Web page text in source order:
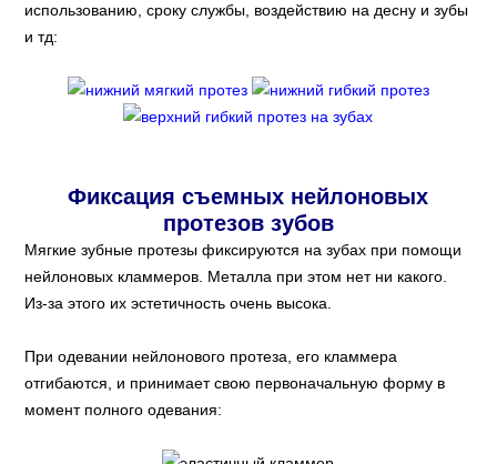
использованию, сроку службы, воздействию на десну и зубы
и тд:
Фиксация съемных нейлоновых
протезов зубов
Мягкие зубные протезы фиксируются на зубах при помощи
нейлоновых кламмеров. Металла при этом нет ни какого.
Из-за этого их эстетичность очень высока.
При одевании нейлонового протеза, его кламмера
отгибаются, и принимает свою первоначальную форму в
момент полного одевания: